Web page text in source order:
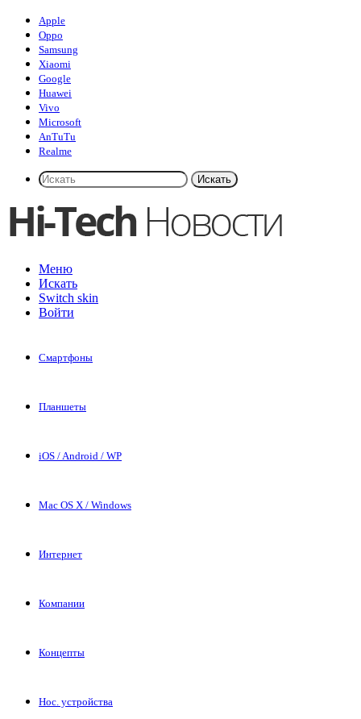
Apple
Oppo
Samsung
Xiaomi
Google
Huawei
Vivo
Microsoft
AnTuTu
Realme
Искать
Меню
Искать
Switch skin
Войти
Смартфоны
Планшеты
iOS / Android / WP
Mac OS X / Windows
Интернет
Компании
Концепты
Нос. устройства